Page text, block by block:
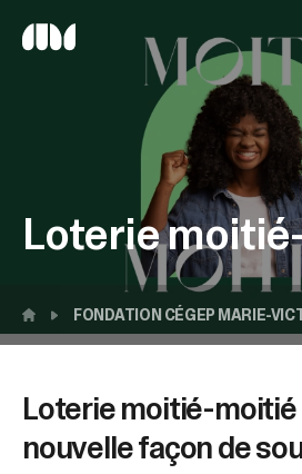
Loterie
FONDATION CÉGEP MARIE-
Loterie moitié-moitié
nouvelle façon de